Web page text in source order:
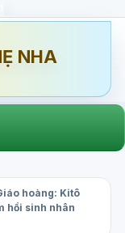
NHA
hoàng: Kitô
hồi sinh nhân